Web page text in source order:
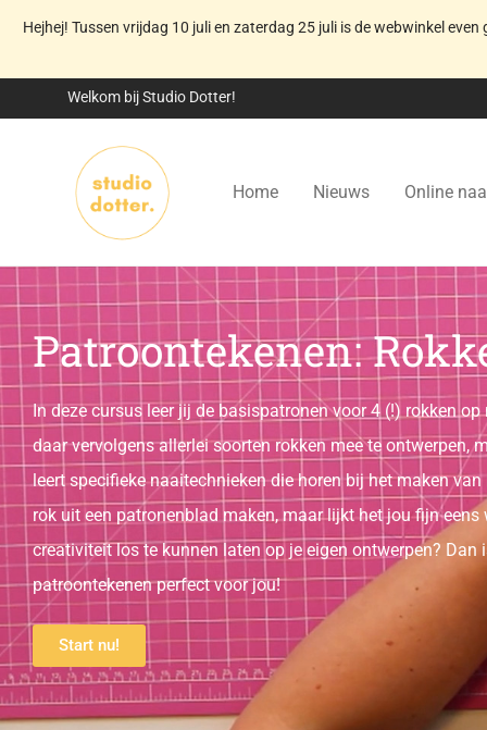
Hejhej! Tussen vrijdag 10 juli en zaterdag 25 juli is de webwinkel
Welkom bij Studio Dotter!
Home Nieuws Online
Patroontekenen:
In deze cursus leer jij de basispatronen voor 4 (!) rokken op
daar vervolgens allerlei soorten rokken mee te ontwerpen,
leert specifieke naaitechnieken die horen bij het maken van
rok uit een patronenblad maken, maar lijkt het jou fijn eens
creativiteit los te kunnen laten op je eigen ontwerpen? Dan
patroontekenen perfect voor jou!
Start nu!